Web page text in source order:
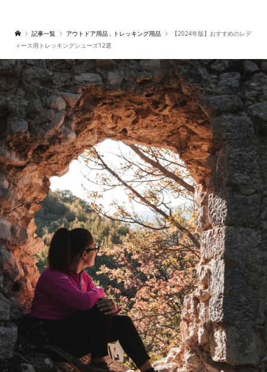
記事一覧 アウトドア用品 , トレッキング用品
【2024年版】おすすめのレデ
ィース用トレッキングシューズ12選